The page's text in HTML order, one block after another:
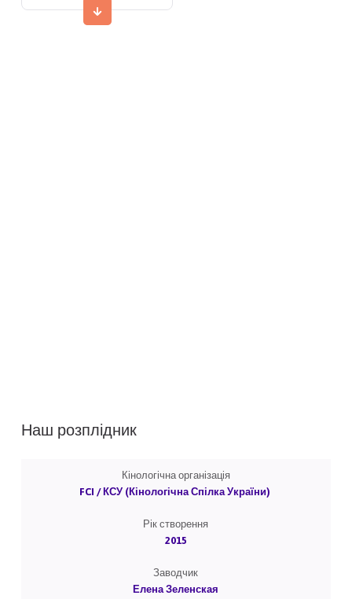
Наш розплідник
Кінологічна організація
FCI / КСУ (Кінологічна Спілка України)
Рік створення
2015
Заводчик
Елена Зеленская